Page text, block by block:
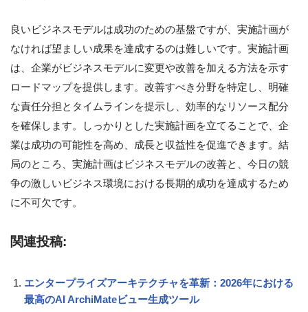
良いビジネスモデルは成功のための基盤ですが、実施計画が
なければ望ましい成果を達成するのは難しいです。実施計画
は、企業がビジネスモデルに変更や改善を加える方法を示す
ロードマップを提供します。改善すべき分野を特定し、明確
な責任分担とタイムラインを提示し、効率的なリソース配分
を確保します。しっかりとした実施計画を立てることで、企
業は成功の可能性を高め、成長と収益性を促進できます。結
局のところ、実施計画はビジネスモデルの改善と、今日の競
争の激しいビジネス環境における長期的成功を達成するため
に不可欠です。
関連投稿:
エンタープライズアーキテクチャを革新：2026年における
最高のAI ArchiMateビュー生成ツール